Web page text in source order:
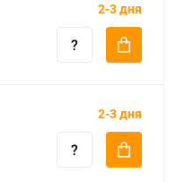
2-3 дня
2-3 дня